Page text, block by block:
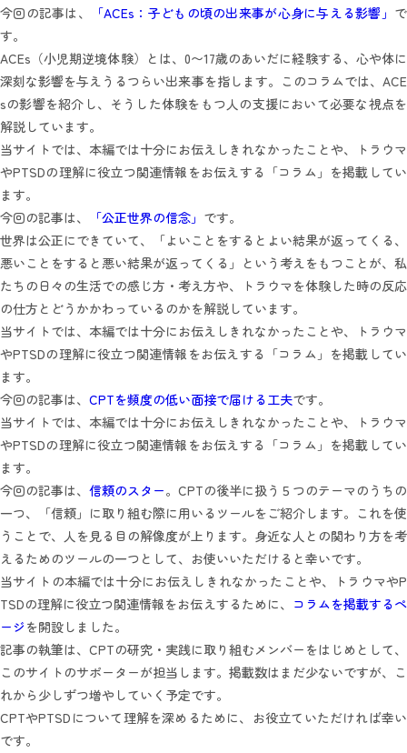
今回の記事は、
「ACEs：子どもの頃の出来事が心身に与える影響」 で
す。
ACEs（小児期逆境体験）とは、0〜17歳のあいだに経験する、心や体に
深刻な影響を与えうるつらい出来事を指します。このコラムでは、ACE
sの影響を紹介し、そうした体験をもつ人の支援において必要な視点を
解説しています。
当サイトでは、本編では十分にお伝えしきれなかったことや、トラウマ
やPTSDの理解に役立つ関連情報をお伝えする「コラム」を掲載してい
ます。
今回の記事は、
「公正世界の信念」 です。
世界は公正にできていて、「よいことをするとよい結果が返ってくる、
悪いことをすると悪い結果が返ってくる」という考えをもつことが、私
たちの日々の生活での感じ方・考え方や、トラウマを体験した時の反応
の仕方とどうかかわっているのかを解説しています。
当サイトでは、本編では十分にお伝えしきれなかったことや、トラウマ
やPTSDの理解に役立つ関連情報をお伝えする「コラム」を掲載してい
ます。
今回の記事は、 CPTを頻度の低い面接で届ける工夫です。
当サイトでは、本編では十分にお伝えしきれなかったことや、トラウマ
やPTSDの理解に役立つ関連情報をお伝えする「コラム」を掲載してい
ます。
今回の記事は、 信頼のスター。CPTの後半に扱う５つのテーマのうちの
一つ、「信頼」に取り組む際に用いるツールをご紹介します。これを使
うことで、人を見る目の解像度が上ります。身近な人との関わり方を考
えるためのツールの一つとして、お使いいただけると幸いです。
当サイトの本編では十分にお伝えしきれなかったことや、トラウマやP
TSDの理解に役立つ関連情報をお伝えするために、 コラムを掲載するペ
ージ を開設しました。
記事の執筆は、CPTの研究・実践に取り組むメンバーをはじめとして、
このサイトのサポーターが担当します。掲載数はまだ少ないですが、こ
れから少しずつ増やしていく予定です。
CPTやPTSDについて理解を深めるために、お役立ていただければ幸い
です。